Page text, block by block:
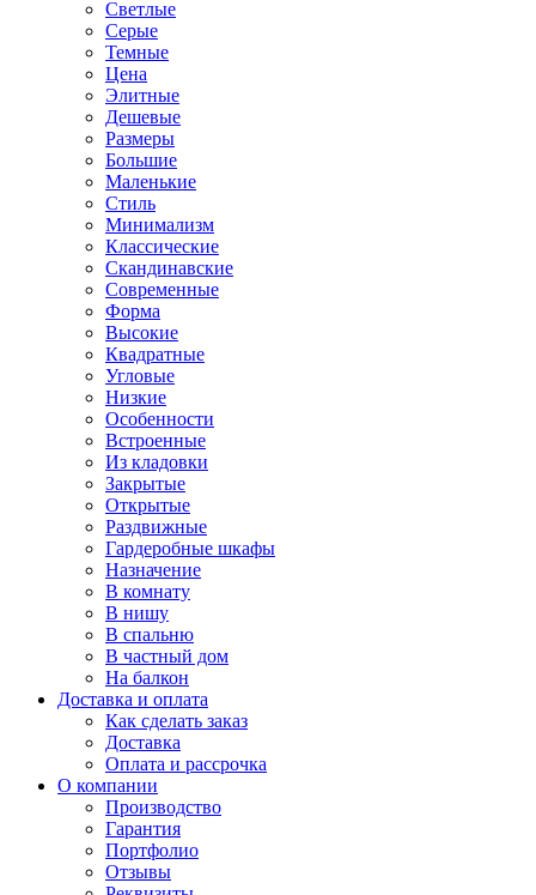
Светлые
Серые
Темные
Цена
Элитные
Дешевые
Размеры
Большие
Маленькие
Стиль
Минимализм
Классические
Скандинавские
Современные
Форма
Высокие
Квадратные
Угловые
Низкие
Особенности
Встроенные
Из кладовки
Закрытые
Открытые
Раздвижные
Гардеробные шкафы
Назначение
В комнату
В нишу
В спальню
В частный дом
На балкон
Доставка и оплата
Как сделать заказ
Доставка
Оплата и рассрочка
О компании
Производство
Гарантия
Портфолио
Отзывы